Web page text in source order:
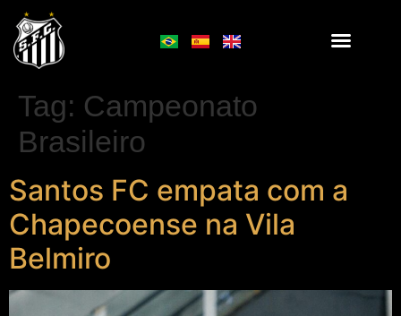
Tag: Campeonato
Brasileiro
Santos FC empata com a
Chapecoense na Vila
Belmiro